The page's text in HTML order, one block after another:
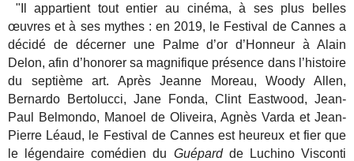
"Il appartient tout entier au cinéma, à ses plus belles
œuvres et à ses mythes : en 2019, le Festival de Cannes a
décidé de décerner une Palme d’or d’Honneur à Alain
Delon, afin d’honorer sa magnifique présence dans l’histoire
du septième art. Après Jeanne Moreau, Woody Allen,
Bernardo Bertolucci, Jane Fonda, Clint Eastwood, Jean-
Paul Belmondo, Manoel de Oliveira, Agnès Varda et Jean-
Pierre Léaud, le Festival de Cannes est heureux et fier que
le légendaire comédien du Guépardde Luchino Visconti